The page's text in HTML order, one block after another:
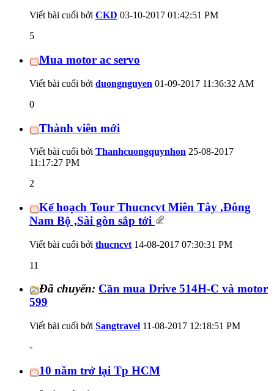
Viết bài cuối bởi CKD 03-10-2017 01:42:51 PM
5
Mua motor ac servo
Viết bài cuối bởi duongnguyen 01-09-2017 11:36:32 AM
0
Thành viên mới
Viết bài cuối bởi Thanhcuongquynhon 25-08-2017
11:17:27 PM
2
Kế hoạch Tour Thucncvt Miên Tây ,Đông
Nam Bộ ,Sài gòn sắp tới
Viết bài cuối bởi thucncvt 14-08-2017 07:30:31 PM
11
Đã chuyển: Cần mua Drive 514H-C và motor
599
Viết bài cuối bởi Sangtravel 11-08-2017 12:18:51 PM
-
10 năm trở lại Tp HCM